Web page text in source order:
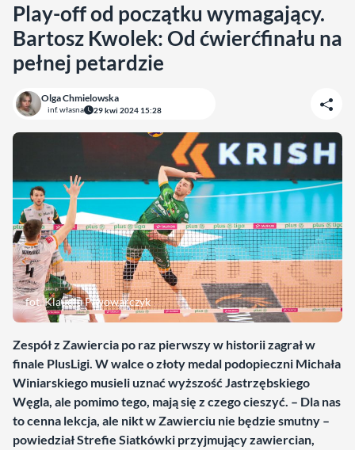
Play-off od początku wymagający.
Bartosz Kwolek: Od ćwierćfinału na
pełnej petardzie
Olga Chmielowska
inf. własna 29 kwi 2024 15:28
fot. Klaudia Piwowarczyk
Zespół z Zawiercia po raz pierwszy w historii zagrał w
finale PlusLigi. W walce o złoty medal podopieczni Michała
Winiarskiego musieli uznać wyższość Jastrzębskiego
Węgla, ale pomimo tego, mają się z czego cieszyć. – Dla nas
to cenna lekcja, ale nikt w Zawierciu nie będzie smutny –
powiedział Strefie Siatkówki przyjmujący zawiercian,